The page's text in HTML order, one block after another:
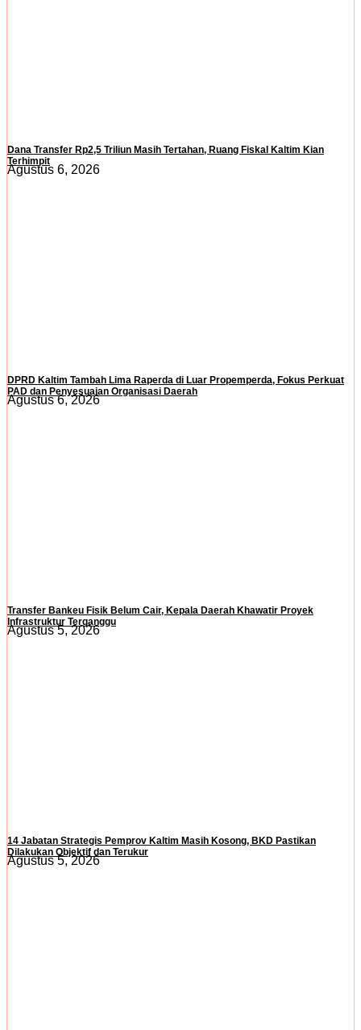
Dana Transfer Rp2,5 Triliun Masih Tertahan, Ruang Fiskal Kaltim Kian
Terhimpit
Agustus 6, 2026
DPRD Kaltim Tambah Lima Raperda di Luar Propemperda, Fokus Perkuat
PAD dan Penyesuaian Organisasi Daerah
Agustus 6, 2026
Transfer Bankeu Fisik Belum Cair, Kepala Daerah Khawatir Proyek
Infrastruktur Terganggu
Agustus 5, 2026
14 Jabatan Strategis Pemprov Kaltim Masih Kosong, BKD Pastikan
Dilakukan Objektif dan Terukur
Agustus 5, 2026